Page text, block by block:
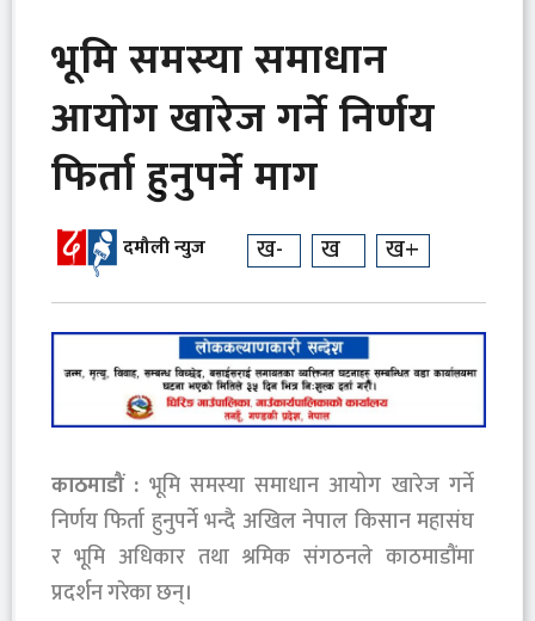
भूमि समस्या समाधान
आयोग खारेज गर्ने निर्णय
फिर्ता हुनुपर्ने माग
दमौली न्युज ख- ख ख+
काठमाडौं : भूमि समस्या समाधान आयोग खारेज गर्ने
निर्णय फिर्ता हुनुपर्ने भन्दै अखिल नेपाल किसान महासंघ
र भूमि अधिकार तथा श्रमिक संगठनले काठमाडौंमा
प्रदर्शन गरेका छन्।